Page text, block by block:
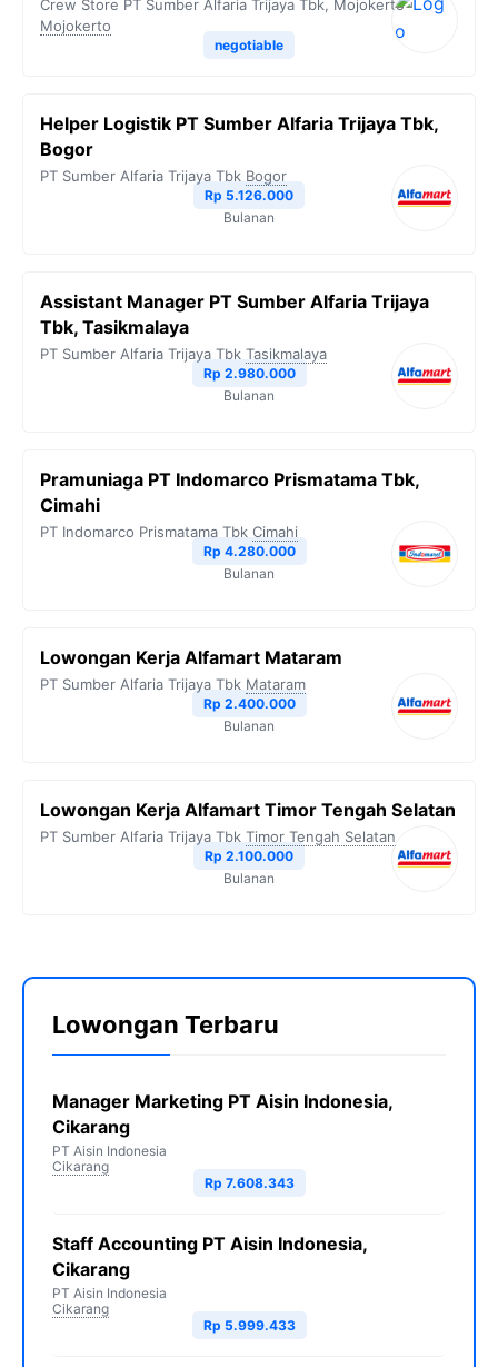
Crew Store PT Sumber Alfaria Trijaya Tbk, Mojokerto
Mojokerto
negotiable
Helper Logistik PT Sumber Alfaria Trijaya Tbk,
Bogor
PT Sumber Alfaria Trijaya Tbk Bogor
Rp 5.126.000
Bulanan
Assistant Manager PT Sumber Alfaria Trijaya
Tbk, Tasikmalaya
PT Sumber Alfaria Trijaya Tbk Tasikmalaya
Rp 2.980.000
Bulanan
Pramuniaga PT Indomarco Prismatama Tbk,
Cimahi
PT Indomarco Prismatama Tbk Cimahi
Rp 4.280.000
Bulanan
Lowongan Kerja Alfamart Mataram
PT Sumber Alfaria Trijaya Tbk Mataram
Rp 2.400.000
Bulanan
Lowongan Kerja Alfamart Timor Tengah Selatan
PT Sumber Alfaria Trijaya Tbk Timor Tengah Selatan
Rp 2.100.000
Bulanan
Lowongan Terbaru
Manager Marketing PT Aisin Indonesia,
Cikarang
PT Aisin Indonesia
Cikarang
Rp 7.608.343
Staff Accounting PT Aisin Indonesia,
Cikarang
PT Aisin Indonesia
Cikarang
Rp 5.999.433